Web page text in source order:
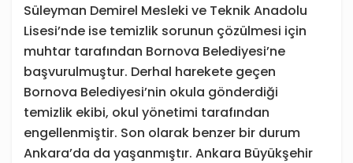
Süleyman Demirel Mesleki ve Teknik Anadolu
Lisesi’nde ise temizlik sorunun çözülmesi için
muhtar tarafından Bornova Belediyesi’ne
başvurulmuştur. Derhal harekete geçen
Bornova Belediyesi’nin okula gönderdiği
temizlik ekibi, okul yönetimi tarafından
engellenmiştir. Son olarak benzer bir durum
Ankara’da da yaşanmıştır. Ankara Büyükşehir